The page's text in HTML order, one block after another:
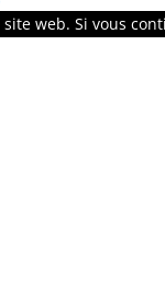
web. Si vous